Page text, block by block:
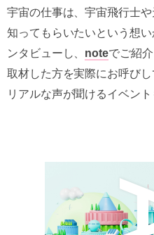
宇宙の仕事は、宇宙飛行士
知ってもらいたいという想
ンタビューし、 noteでご紹介
取材した方を実際にお呼び
リアルな声が聞けるイベント